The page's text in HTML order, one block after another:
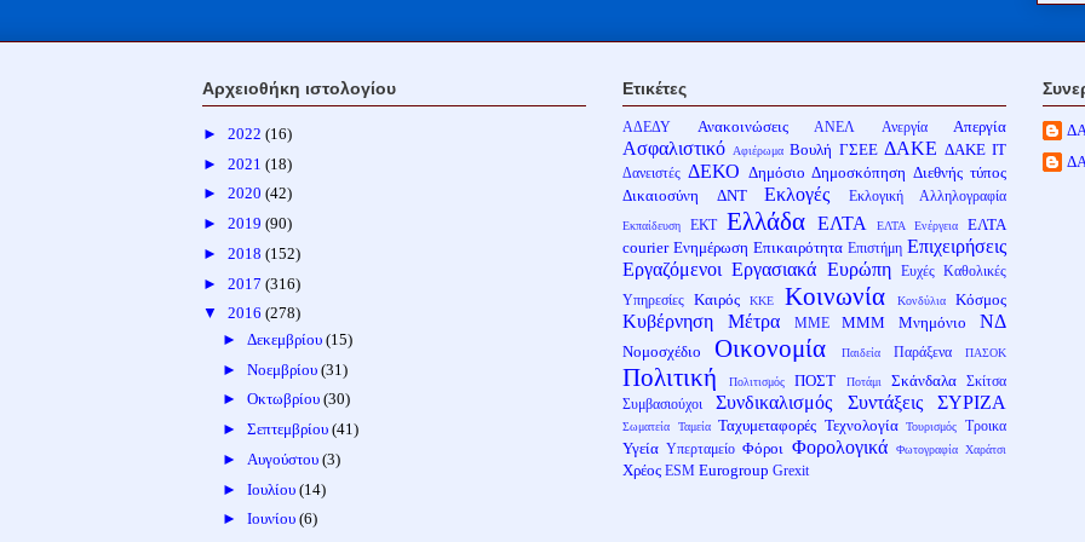
Αρχειοθήκη ιστολογίου
► 2022 (16)
► 2021 (18)
► 2020 (42)
► 2019 (90)
► 2018 (152)
► 2017 (316)
▼ 2016 (278)
► Δεκεμβρίου (15)
► Νοεμβρίου (31)
► Οκτωβρίου (30)
► Σεπτεμβρίου (41)
► Αυγούστου (3)
► Ιουλίου (14)
► Ιουνίου (6)
Ετικέτες
ΑΔΕΔΥ Ανακοινώσεις ΑΝΕΛ Ανεργία Απεργία
Ασφαλιστικό Αφιέρωμα Βουλή ΓΣΕΕ ΔΑΚΕ ΔΑΚΕ ΙΤ
Δανειστές ΔΕΚΟ Δημόσιο Δημοσκόπηση Διεθνής τύπος
Δικαιοσύνη
ΔΝΤ Εκλογές Εκλογική Αλληλογραφία
Εκπαίδευση ΕΚΤ Ελλάδα ΕΛΤΑ ΕΛΤΑ Ενέργεια
ΕΛΤΑ
courier Ενημέρωση Επικαιρότητα Επιστήμη Επιχειρήσεις
Εργαζόμενοι Εργασιακά Ευρώπη Ευχές Καθολικές
Υπηρεσίες
Καιρός ΚΚΕ Κοινωνία Κονδύλια Κόσμος
Κυβέρνηση Μέτρα ΜΜΕ ΜΜΜ Μνημόνιο ΝΔ
Νομοσχέδιο Οικονομία Παιδεία Παράξενα ΠΑΣΟΚ
Πολιτική Πολιτισμός ΠΟΣΤ Ποτάμι Σκάνδαλα
Σκίτσα
Συμβασιούχοι
Συνδικαλισμός Συντάξεις ΣΥΡΙΖΑ
Σωματεία Ταμεία Ταχυμεταφορές Τεχνολογία Τουρισμός Τροικα
Υγεία Υπερταμείο Φόροι Φορολογικά Φωτογραφία Χαράτσι
Χρέος ESM Eurogroup Grexit